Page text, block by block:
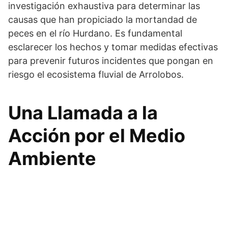
investigación exhaustiva para determinar las
causas que han propiciado la mortandad de
peces en el río Hurdano. Es fundamental
esclarecer los hechos y tomar medidas efectivas
para prevenir futuros incidentes que pongan en
riesgo el ecosistema fluvial de Arrolobos.
Una Llamada a la
Acción por el Medio
Ambiente